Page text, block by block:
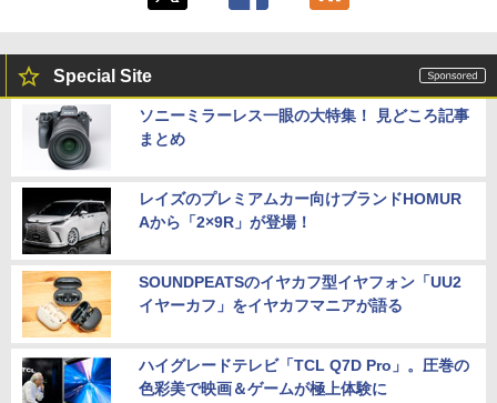
Special Site
ソニーミラーレス一眼の大特集！ 見どころ記事
まとめ
レイズのプレミアムカー向けブランドHOMUR
Aから「2×9R」が登場！
SOUNDPEATSのイヤカフ型イヤフォン「UU2
イヤーカフ」をイヤカフマニアが語る
ハイグレードテレビ「TCL Q7D Pro」。圧巻の
色彩美で映画＆ゲームが極上体験に